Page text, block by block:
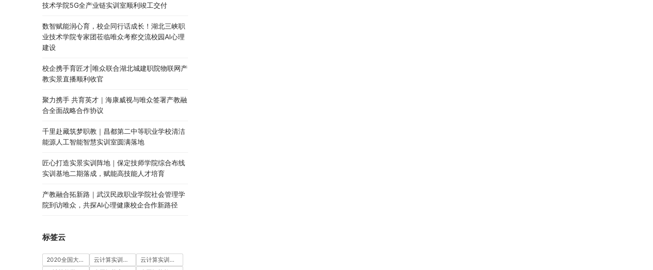
技术学院5G全产业链实训室顺利竣工交付
数智赋能润心育，校企同行话成长！湖北三峡职
业技术学院专家团莅临唯众考察交流校园AI心理
建设
校企携手育匠才|唯众联合湖北城建职院物联网产
教实景直播顺利收官
聚力携手 共育英才｜海康威视与唯众签署产教融
合全面战略合作协议
千里赴藏筑梦职教｜昌都第二中等职业学校清洁
能源人工智能智慧实训室圆满落地
匠心打造实景实训阵地｜保定技师学院综合布线
实训基地二期落成，赋能高技能人才培育
产教融合拓新路｜武汉民政职业学院社会管理学
院到访唯众，共探AI心理健康校企合作新路径
标签云
2020全国大学生5G技术及应用大赛 云计算实训室建设方案
云计算实训平台